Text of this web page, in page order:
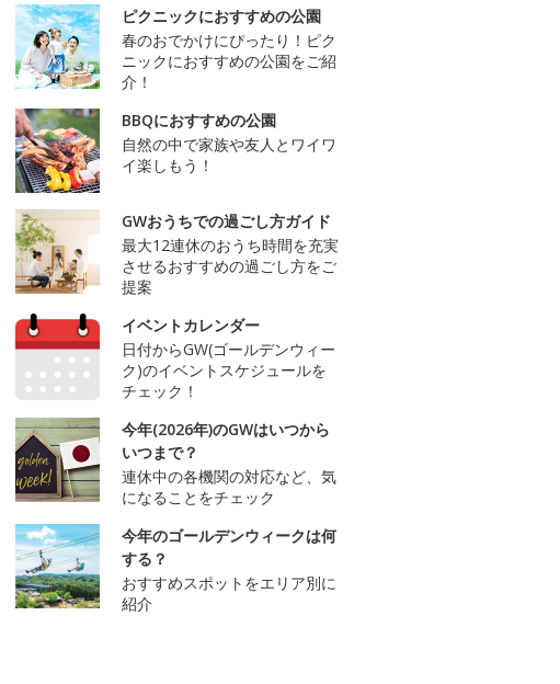
ピクニックにおすすめの公園
春のおでかけにぴったり！ピク
ニックにおすすめの公園をご紹
介！
BBQにおすすめの公園
自然の中で家族や友人とワイワ
イ楽しもう！
GWおうちでの過ごし方ガイド
最大12連休のおうち時間を充実
させるおすすめの過ごし方をご
提案
イベントカレンダー
日付からGW(ゴールデンウィー
ク)のイベントスケジュールを
チェック！
今年(2026年)のGWはいつから
いつまで？
連休中の各機関の対応など、気
になることをチェック
今年のゴールデンウィークは何
する？
おすすめスポットをエリア別に
紹介